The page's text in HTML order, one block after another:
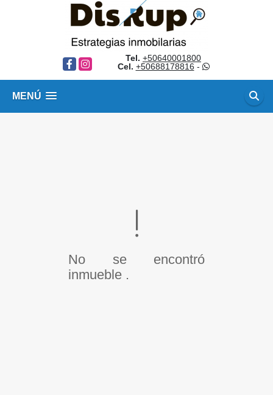
FacebookInstagram
Tel. +50640001800
Cel. +50688178816 -
MENÚ
No se encontró
inmueble .